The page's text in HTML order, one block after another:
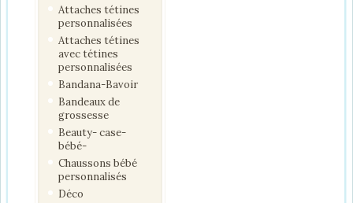
Attaches tétines
personnalisées
Attaches tétines
avec tétines
personnalisées
Bandana-Bavoir
Bandeaux de
grossesse
Beauty- case-
bébé-
Chaussons bébé
personnalisés
Déco